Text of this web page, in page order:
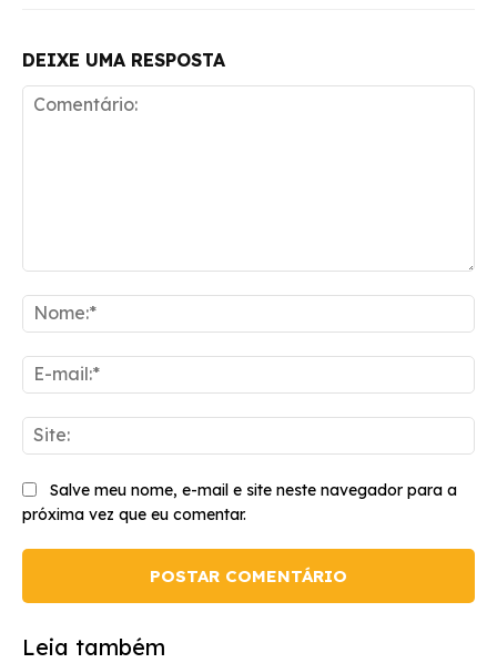
DEIXE UMA RESPOSTA
E-
Salve meu nome, e-mail e site neste navegador para a
próxima vez que eu comentar.
Leia também